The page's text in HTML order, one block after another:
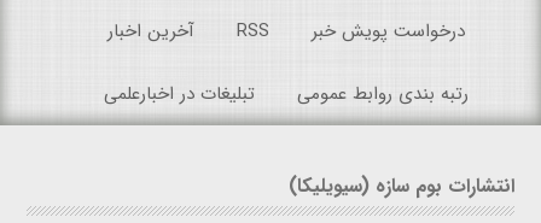
درخواست پویش خبر RSS آخرین اخبار
رتبه بندی روابط عمومی تبلیغات در اخبارعلمی
انتشارات بوم سازه (سیویلیکا)